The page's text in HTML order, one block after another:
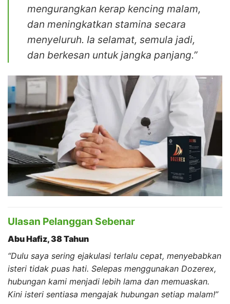
mengurangkan kerap kencing malam,
dan meningkatkan stamina secara
menyeluruh. Ia selamat, semula jadi,
dan berkesan untuk jangka panjang.”
Ulasan Pelanggan Sebenar
Abu Hafiz, 38 Tahun
“Dulu saya sering ejakulasi terlalu cepat, menyebabkan
isteri tidak puas hati. Selepas menggunakan Dozerex,
hubungan kami menjadi lebih lama dan memuaskan.
Kini isteri sentiasa mengajak hubungan setiap malam!”